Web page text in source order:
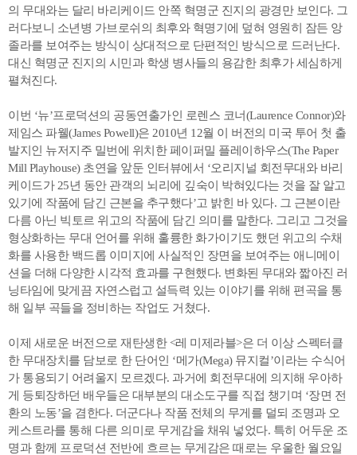
의 무대와는 달리 바리케이드 안쪽 혁명군 진지의 광경만 보인다. 그
러다보니 소년병 가브로쉬의 최후와 혁명기에 덮혀 영원히 잠든 앙
졸라를 보여주는 방식이 상대적으로 단편적인 방식으로 드러난다.
대신 혁명군 진지의 시민과 학생 병사들의 용감한 최후가 세심하게
펼쳐진다.
이번 ‘뉴’프로덕션의 공동연출가인 로렌스 코너(Laurence Connor)와
제임스 파웰(James Powell)은 2010년 12월 이 버전의 미국 투어 첫 출
발지인 뉴저지주 밀번에 위치한 페이퍼밀 플레이하우스(The Paper
Mill Playhouse) 초연을 앞둔 인터뷰에서 ‘오리지널 회전무대와 바리
케이드가 25년 동안 관객의 뇌리에 깊숙이 박혀있다는 것을 잘 알고
있기에 작품에 담긴 근본을 추구했다’고 밝힌 바 있다. 그 근본이란
다름 아닌 빅토르 위고의 작품에 담긴 의미를 말한다. 그리고 그것을
형상화하는 무대 언어를 위해 훌륭한 화가이기도 했던 위고의 수채
화를 사용한 백드롭 이미지에 사실적인 장면을 보여주는 애니메이
션을 더해 다양한 시각적 효과를 구현했다. 변화된 무대와 짧아진 러
닝타임에 맞게끔 자연스럽고 설득력 있는 이야기를 위해 편곡을 통
해 일부 곡들을 정비하는 작업도 거쳤다.
이제 새로운 버전으로 재탄생한 <레 미제라블>은 더 이상 스펙터클
한 무대장치를 담보로 한 단어인 ‘메가(Mega) 뮤지컬’이라는 수식어
가 통용되기 어려울지 모르겠다. 과거에 회전무대에 의지해 우아하
게 등퇴장하던 배우들은 대부분의 대소도구를 직접 챙기며 ‘장면 전
환의 노동’을 겸한다. 더군다나 작품 전체의 무게를 덜되 조명과 오
케스트라를 통해 다른 의미로 무게감을 채워 넣었다. 특히 어두운 조
명과 함께 프로덕션 전반에 흐르는 무게감은 때로는 우울한 월요일